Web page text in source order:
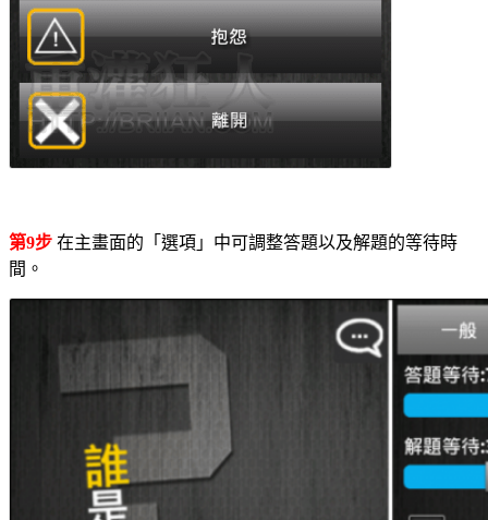
第9步 在主畫面的「選項」中可調整答題以及解題的等待時
間。